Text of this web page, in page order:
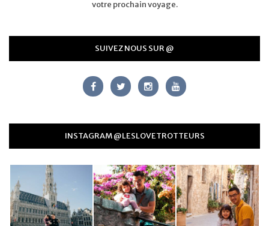
votre prochain voyage.
SUIVEZ NOUS SUR @
INSTAGRAM @LESLOVETROTTEURS